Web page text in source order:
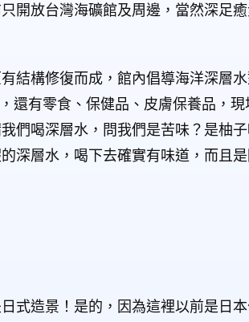
開放台灣海礦館及周邊，當然深足癒
結構修復而成，館內倡導海洋深層水
，還有零食、保健品、皮膚保養品，
們喝深層水，問我們是苦味？是柚
深層水，喝下去確實有味道，而且
式造景！是的，因為這裡以前是日